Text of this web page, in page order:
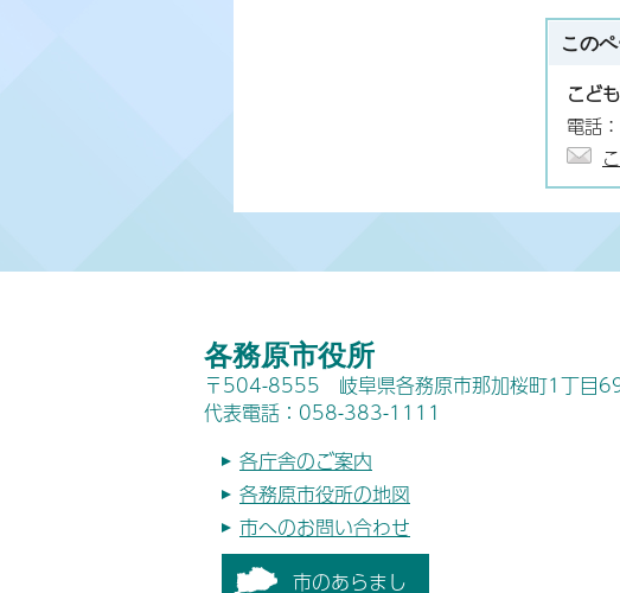
この
こど
電話
各務原市役所
〒504-8555 岐阜県各務原市那加桜町1丁目
代表電話：058-383-1111
各庁舎のご案内
各務原市役所の地図
市へのお問い合わせ
市のあらまし